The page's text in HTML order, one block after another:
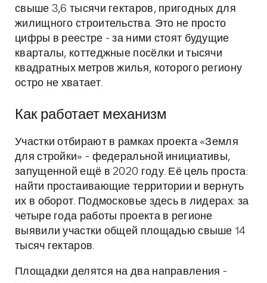
свыше 3,6 тысячи гектаров, пригодных для
жилищного строительства. Это не просто
цифры в реестре - за ними стоят будущие
кварталы, коттеджные посёлки и тысячи
квадратных метров жилья, которого региону
остро не хватает.
Как работает механизм
Участки отбирают в рамках проекта «Земля
для стройки» - федеральной инициативы,
запущенной ещё в 2020 году. Её цель проста:
найти простаивающие территории и вернуть
их в оборот. Подмосковье здесь в лидерах: за
четыре года работы проекта в регионе
выявили участки общей площадью свыше 14
тысяч гектаров.
Площадки делятся на два направления -